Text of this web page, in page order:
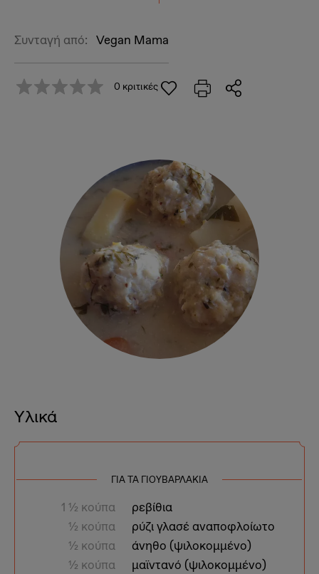
Συνταγή από: Vegan Mama
0 κριτικές
Υλικά
ΓΙΑ ΤΑ ΓΙΟΥΒΑΡΛΆΚΙΑ
1 1⁄2 κούπα
ρεβίθια
1⁄2 κούπα
ρύζι γλασέ αναποφλοίωτο
1⁄2 κούπα
άνηθο (ψιλοκομμένο)
1⁄2 κούπα
μαϊντανό (ψιλοκομμένο)